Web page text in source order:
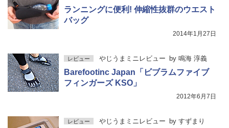
ランニングに便利! 伸縮性抜群のウエスト
バッグ
2014年1月27日
レビュー やじうまミニレビュー by 鳴海 淳義
Barefootinc Japan「ビブラムファイブ
フィンガーズ KSO」
2012年6月7日
レビュー やじうまミニレビュー by すずまり